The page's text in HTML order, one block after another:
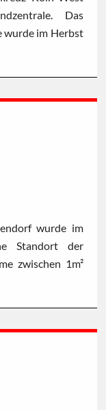
Das
wurde im Herbst
wurde im
Standort der
zwischen 1m²